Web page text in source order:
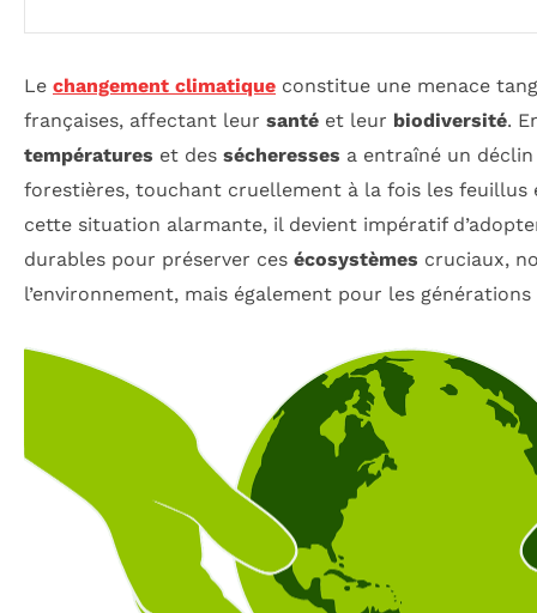
Le changement climatique constitue une menace
françaises, affectant leur santé et leur biodiversité.
températures et des sécheresses a entraîné un
forestières, touchant cruellement à la fois les feuillus
cette situation alarmante, il devient impératif
durables pour préserver ces écosystèmes cruciaux,
l’environnement, mais également pour les